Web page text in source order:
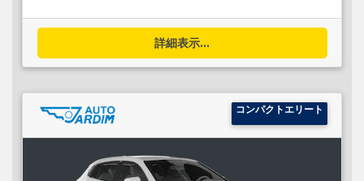
詳細表示...
コンパクトエリート